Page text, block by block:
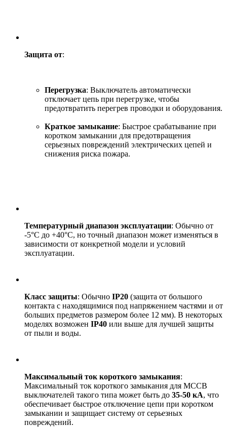
Защита от:
Перегрузка: Выключатель автоматически
отключает цепь при перегрузке, чтобы
предотвратить перегрев проводки и оборудования.
Краткое замыкание: Быстрое срабатывание при
коротком замыкании для предотвращения
серьезных повреждений электрических цепей и
снижения риска пожара.
Температурный диапазон эксплуатации: Обычно от
-5°C до +40°C, но точный диапазон может изменяться в
зависимости от конкретной модели и условий
эксплуатации.
Класс защиты: Обычно IP20 (защита от большого
контакта с находящимися под напряжением частями и от
больших предметов размером более 12 мм). В некоторых
моделях возможен IP40 или выше для лучшей защиты
от пыли и воды.
Максимальный ток короткого замыкания:
Максимальный ток короткого замыкания для MCCB
выключателей такого типа может быть до 35-50 кА, что
обеспечивает быстрое отключение цепи при коротком
замыкании и защищает систему от серьезных
повреждений.